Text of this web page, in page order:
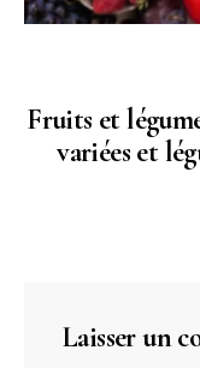
Fruits et
variées et
Laisser un